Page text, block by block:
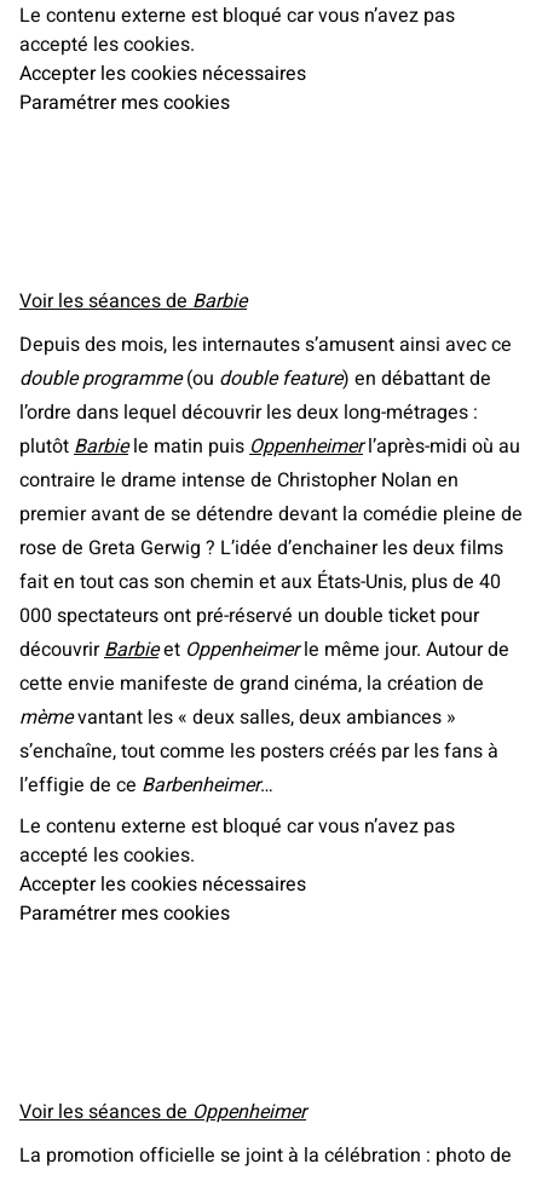
Le contenu externe est bloqué car vous n’avez pas
accepté les cookies.
Accepter les cookies nécessaires
Paramétrer mes cookies
Voir les séances deBarbie
Depuis des mois, les internautes s’amusent ainsi avec ce
double programme(ou double feature) en débattant de
l’ordre dans lequel découvrir les deux long-métrages :
plutôtBarbiele matin puisOppenheimerl’après-midi où au
contraire le drame intense de Christopher Nolan en
premier avant de se détendre devant la comédie pleine de
rose de Greta Gerwig ? L’idée d’enchainer les deux films
fait en tout cas son chemin et aux États-Unis, plus de 40
000 spectateurs ont pré-réservé un double ticket pour
découvrirBarbieet Oppenheimerle même jour. Autour de
cette envie manifeste de grand cinéma, la création de
mèmevantant les « deux salles, deux ambiances »
s’enchaîne, tout comme les posters créés par les fans à
l’effigie de ce Barbenheimer…
Le contenu externe est bloqué car vous n’avez pas
accepté les cookies.
Accepter les cookies nécessaires
Paramétrer mes cookies
Voir les séances deOppenheimer
La promotion officielle se joint à la célébration : photo de